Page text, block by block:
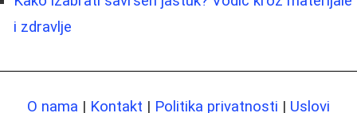
i zdravlje
O nama | Kontakt | Politika privatnosti | Uslovi